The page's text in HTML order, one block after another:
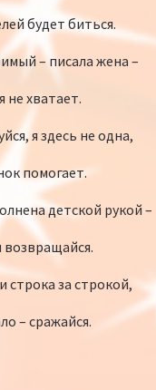
будет биться.
– писала жена –
не хватает.
я здесь не одна,
помогает.
детской рукой –
строка за строкой,
– сражайся.